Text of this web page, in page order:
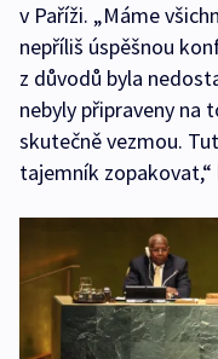
v Paříži. „Máme
nepříliš úspěšnou
z důvodů byla
nebyly připraveny na
skutečně vezmou.
tajemník